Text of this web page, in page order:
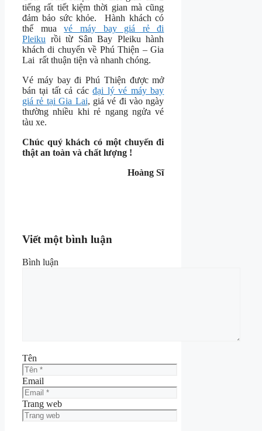
tiếng rất tiết kiệm thời gian mà cũng
đảm bảo sức khỏe. Hành khách có
thể muavé máy bay giá rẻ đi
Pleiku rồi từ Sân Bay Pleiku hành
khách di chuyển về Phú Thiện – Gia
Lai rất thuận tiện và nhanh chóng.
Vé máy bay đi Phú Thiện được mở
bán tại tất cả cácđại lý vé máy bay
giá rẻ tại Gia Lai, giá vé đi vào ngày
thường nhiều khi rẻ ngang ngửa vé
tàu xe.
Chúc quý khách có một chuyến đi
thật an toàn và chất lượng !
Hoàng Sĩ
Viết một bình luận
Bình luận
Tên
Email
Trang web